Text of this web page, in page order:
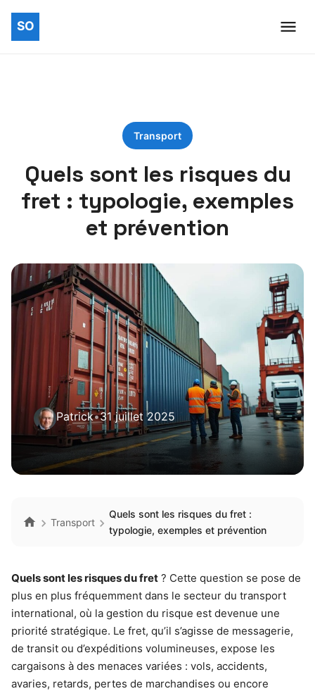
Transport
Quels sont les risques du
fret : typologie, exemples
et prévention
Patrick•31 juillet 2025
Transport
Quels sont les risques du fret :
typologie, exemples et prévention
Quels sont les risques du fret ? Cette question se pose de
plus en plus fréquemment dans le secteur du transport
international, où la gestion du risque est devenue une
priorité stratégique. Le fret, qu’il s’agisse de messagerie,
de transit ou d’expéditions volumineuses, expose les
cargaisons à des menaces variées : vols, accidents,
avaries, retards, pertes de marchandises ou encore